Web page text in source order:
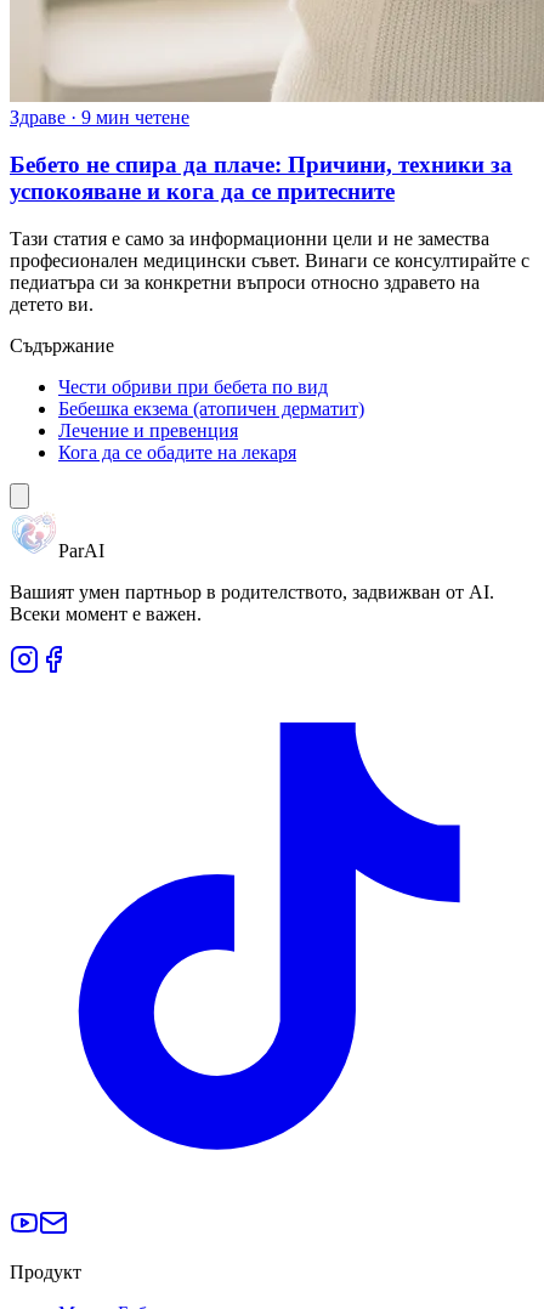
Здраве · 9 мин четене
Бебето не спира да плаче: Причини, техники за
успокояване и кога да се притесните
Тази статия е само за информационни цели и не замества
професионален медицински съвет. Винаги се консултирайте с
педиатъра си за конкретни въпроси относно здравето на
детето ви.
Съдържание
Чести обриви при бебета по вид
Бебешка екзема (атопичен дерматит)
Лечение и превенция
Кога да се обадите на лекаря
ParAI
Вашият умен партньор в родителството, задвижван от AI.
Всеки момент е важен.
Продукт